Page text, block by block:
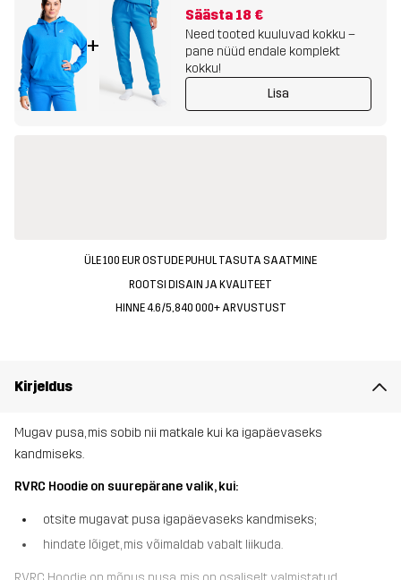
+
Säästa 18 €
Need tooted kuuluvad kokku –
pane nüüd endale komplekt
kokku!
Lisa
ÜLE 100 EUR OSTUDE PUHUL TASUTA SAATMINE
ROOTSI DISAIN JA KVALITEET
HINNE 4.6/5, 840 000+ ARVUSTUST
Kirjeldus
Mugav pusa, mis sobib nii matkale kui ka igapäevaseks
kandmiseks.
RVRC Hoodie on suurepärane valik, kui:
otsite mugavat pusa igapäevaseks kandmiseks;
hindate lõiget, mis võimaldab vabalt liikuda.